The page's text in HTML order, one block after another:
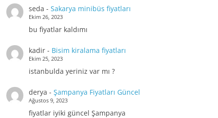
seda - Sakarya minibüs fiyatları
Ekim 26, 2023
bu fiyatlar kaldımı
kadir- Bisim kiralama fiyatları
Ekim 25, 2023
istanbulda yeriniz var mı ?
derya - Şampanya Fiyatları Güncel
Ağustos 9, 2023
fiyatlar iyiki güncel Şampanya